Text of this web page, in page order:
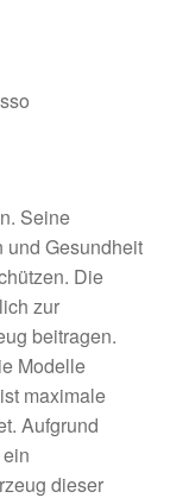
Seine
und Gesundheit
Die
zur
beitragen.
Modelle
maximale
Aufgrund
dieser